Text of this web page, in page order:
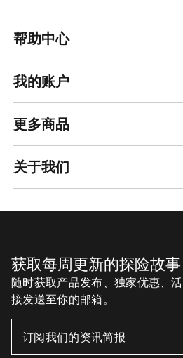
专为冬季攀登保护设计，为你提供
功能选择。。
男士合成棉羽夹克
我们的合成棉羽夹克采用温暖、透
的非动物替代品，弄湿后仍具有卓
度活动和潮湿环境中的首选。 提供
Atom系列可能是成为我们最受欢
有超多功能，可轻松应对各类高山
Coreloft™填充材料同样也用于保
保暖防水夹克
防水、保暖的男士夹克包括
保暖夹克，功能多样、御寒保暖，
风雨防护。 我们还为日常探险提
Veilance都市夹克，设计前卫的
功能的Ralle派克大衣。
帮助中心
我的账户
更多商品
关于我们
获取每周更新的探险故事
随时获取产品发布、独家优惠、
接发送至你的邮箱。